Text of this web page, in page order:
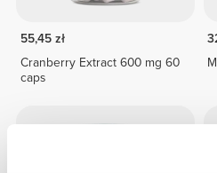
55,45 zł
Cranberry Extract 600 mg 60
caps